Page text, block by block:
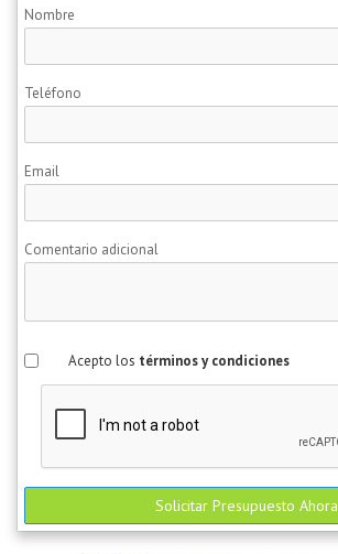
Nombre
Teléfono
Email
Comentario adicional
Acepto los términos y condiciones
Solicitar Presupuesto Ahora